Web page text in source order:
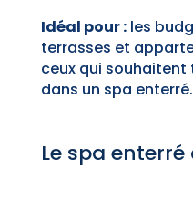
Idéal pour :les
terrasses et
ceux qui souhaitent
dans un spa enterré.
Le spa